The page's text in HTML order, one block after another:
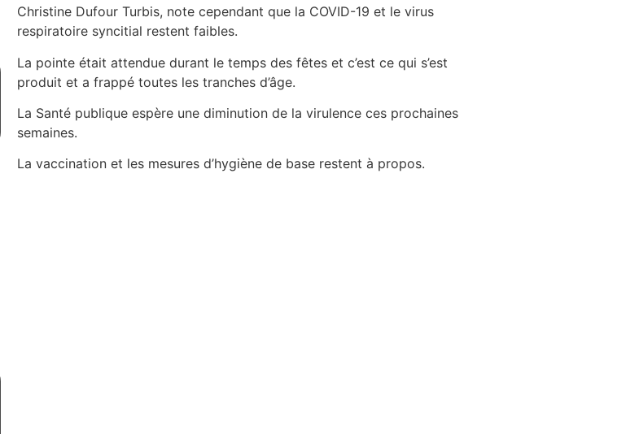
Christine Dufour Turbis, note cependant que la COVID-19 et le virus
respiratoire syncitial restent faibles.
La pointe était attendue durant le temps des fêtes et c’est ce qui s’est
produit et a frappé toutes les tranches d’âge.
La Santé publique espère une diminution de la virulence ces prochaines
semaines.
La vaccination et les mesures d’hygiène de base restent à propos.